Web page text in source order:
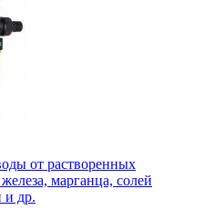
от растворенных
марганца, солей
и др.